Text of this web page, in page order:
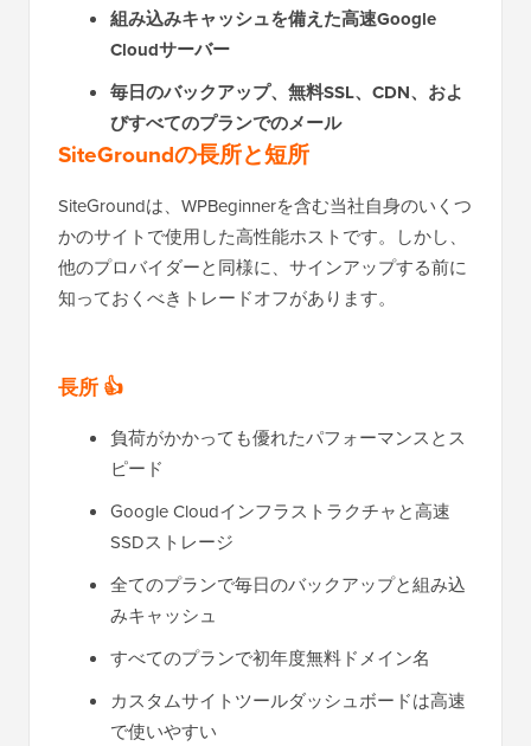
組み込みキャッシュを備えた高速Google
Cloudサーバー
毎日のバックアップ、無料SSL、CDN、およ
びすべてのプランでのメール
SiteGroundの長所と短所
SiteGroundは、WPBeginnerを含む当社自身のいくつ
かのサイトで使用した高性能ホストです。しかし、
他のプロバイダーと同様に、サインアップする前に
知っておくべきトレードオフがあります。
長所 👍
負荷がかかっても優れたパフォーマンスとス
ピード
Google Cloudインフラストラクチャと高速
SSDストレージ
全てのプランで毎日のバックアップと組み込
みキャッシュ
すべてのプランで初年度無料ドメイン名
カスタムサイトツールダッシュボードは高速
で使いやすい